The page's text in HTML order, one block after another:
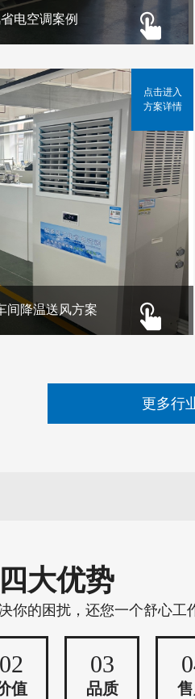
电空调案例
间降温送风方案
点击进入
方案详情
更多行
大优势
你的困扰，还您一个舒心工
02
值
03
品质